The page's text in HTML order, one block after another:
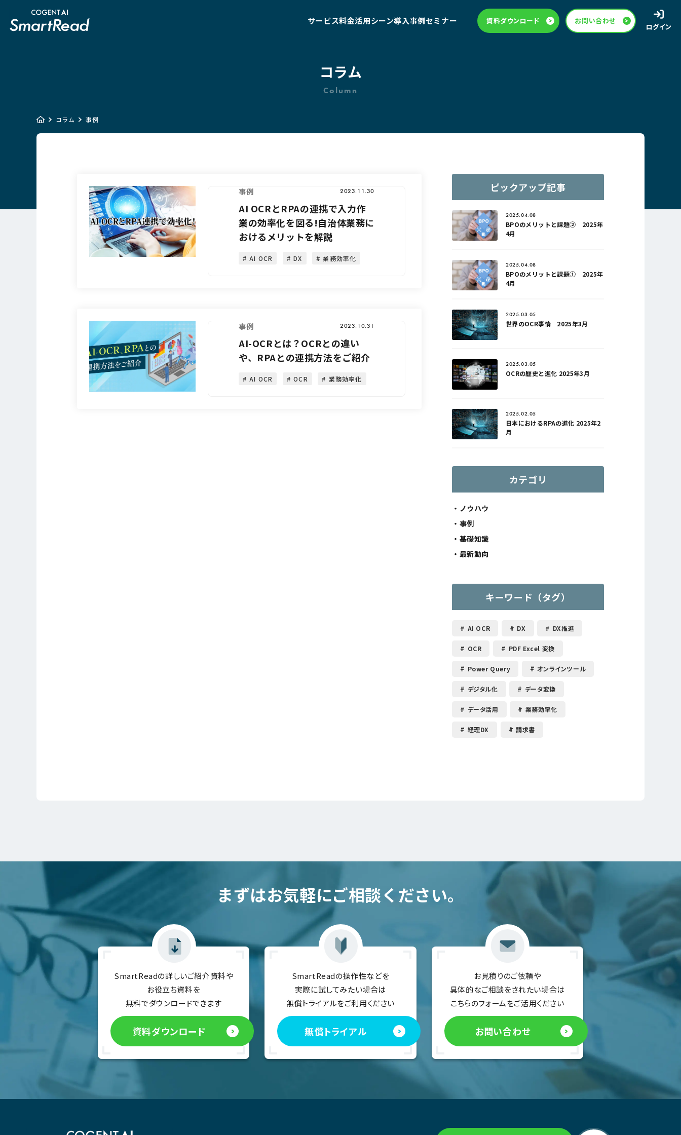
サービス料金活用シーン導入事例セミナー 資料ダウンロード お問い合わせ
ログイン
コラム
Column
コラム 事例
事例 2023.11.30
AI OCRとRPAの連携で入力作
業の効率化を図る!自治体業務に
おけるメリットを解説
AI OCR DX 業務効率化
事例 2023.10.31
AI-OCRとは？OCRとの違い
や、RPAとの連携方法をご紹介
AI OCR OCR 業務効率化
ピックアップ記事
2025.04.08
BPOのメリットと課題② 2025年
4月
2025.04.08
BPOのメリットと課題① 2025年
4月
2025.03.05
世界のOCR事情 2025年3月
2025.03.05
OCRの歴史と進化 2025年3月
2025.02.05
日本におけるRPAの進化 2025年2
月
カテゴリ
ノウハウ
事例
基礎知識
最新動向
キーワード（タグ）
AI OCR DX DX推進
OCR PDF Excel 変換
Power Query オンラインツール
デジタル化 データ変換
データ活用 業務効率化
経理DX 請求書
まずはお気軽にご相談ください。
SmartReadの詳しいご紹介資料や
お役立ち資料を
無料でダウンロードできます
資料ダウンロード
SmartReadの操作性などを
実際に試してみたい場合は
無償トライアルをご利用ください
無償トライアル
お見積りのご依頼や
具体的なご相談をされたい場合は
こちらのフォームをご活用ください
お問い合わせ